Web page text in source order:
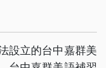
設立的台中嘉群美